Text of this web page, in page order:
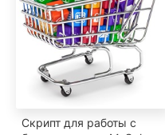
Скрипт для работы с